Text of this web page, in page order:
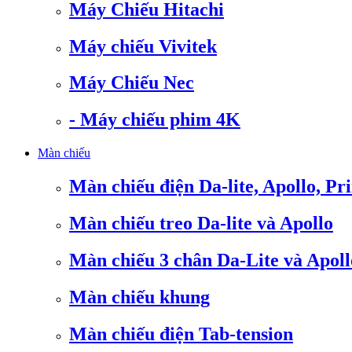
Máy Chiếu Hitachi
Máy chiếu Vivitek
Máy Chiếu Nec
- Máy chiếu phim 4K
Màn chiếu
Màn chiếu điện Da-lite, Apollo,
Màn chiếu treo Da-lite và Apollo
Màn chiếu 3 chân Da-Lite và
Màn chiếu khung
Màn chiếu điện Tab-tension